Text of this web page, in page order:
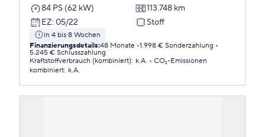
84 PS (62 kW)
113.748 km
EZ: 05/22 Stoff
in 4 bis 8 Wochen
Finanzierungsdetails:48 Monate 1.998 € Sonderzahlung
5.245 € Schlusszahlung
Kraftstoffverbrauch (kombiniert): k.A.
CO₂-Emissionen
kombiniert: k.A.